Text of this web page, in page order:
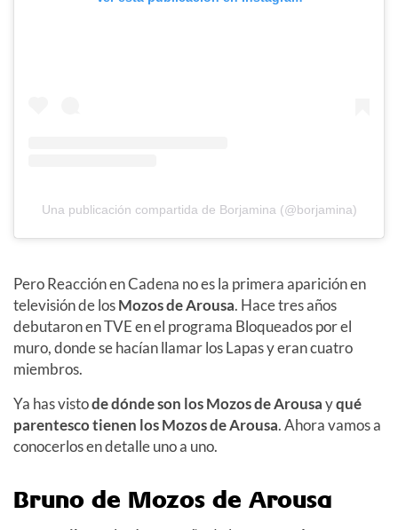
Una publicación compartida de Borjamina (@borjamina)
Pero Reacción en Cadena no es la primera aparición en
televisión de losMozos de Arousa. Hace tres años
debutaron en TVE en el programa Bloqueados por el
muro, donde se hacían llamar los Lapas y eran cuatro
miembros.
Ya has vistode dónde son los Mozos de Arousayqué
parentesco tienen los Mozos de Arousa. Ahora vamos a
conocerlos en detalle uno a uno.
Bruno de Mozos de Arousa